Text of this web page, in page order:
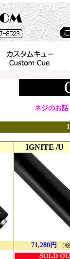
ネジのお
IGNITE /U
71,280円 （